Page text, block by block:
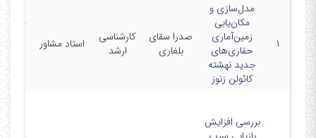
۱
‫مدل‌سازی و
مکان‌یابی
زمین‌آماری
حفاری‌های
جدید نهشته
کائولن زنوز
صدرا سقای
بلغاری
کارشناسی
ارشد
استاد مشاور
‫بررسی افزایش